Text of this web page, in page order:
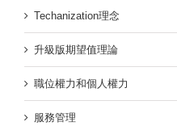
Techanization理念
升級版期望值理論
職位權力和個人權力
服務管理